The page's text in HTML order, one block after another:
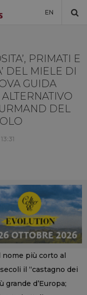
EN
PRIMATI E
DEL MIELE DI
GUIDA
DEL
nome più corto al
il “castagno dei
grande d’Europa;